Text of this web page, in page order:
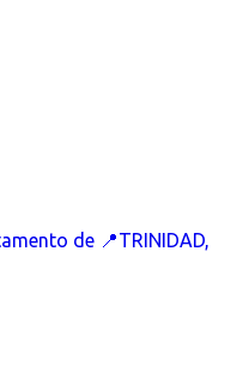
de 📍TRINIDAD,